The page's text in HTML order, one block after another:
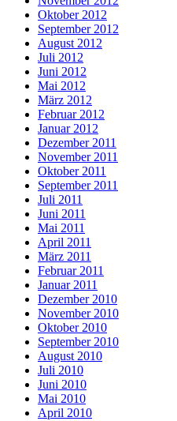
Oktober 2012
September 2012
August 2012
Juli 2012
Juni 2012
Mai 2012
März 2012
Februar 2012
Januar 2012
Dezember 2011
November 2011
Oktober 2011
September 2011
Juli 2011
Juni 2011
Mai 2011
April 2011
März 2011
Februar 2011
Januar 2011
Dezember 2010
November 2010
Oktober 2010
September 2010
August 2010
Juli 2010
Juni 2010
Mai 2010
April 2010